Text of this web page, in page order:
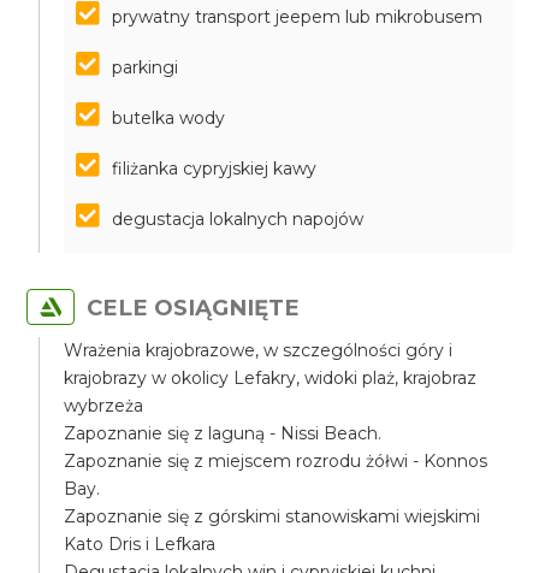
prywatny transport jeepem lub mikrobusem
parkingi
butelka wody
filiżanka cypryjskiej kawy
degustacja lokalnych napojów
CELE OSIĄGNIĘTE
Wrażenia krajobrazowe, w szczególności góry i
krajobrazy w okolicy Lefakry, widoki plaż, krajobraz
wybrzeża
Zapoznanie się z laguną - Nissi Beach.
Zapoznanie się z miejscem rozrodu żółwi - Konnos
Bay.
Zapoznanie się z górskimi stanowiskami wiejskimi
Kato Dris i Lefkara